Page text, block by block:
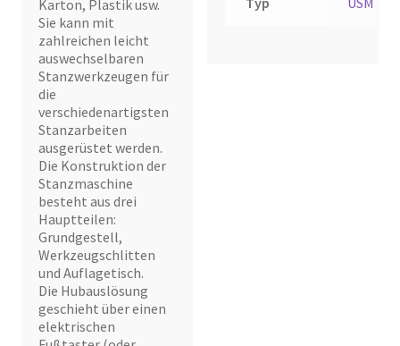
Karton, Plastik usw.
Sie kann mit
zahlreichen leicht
auswechselbaren
Stanzwerkzeugen für
die
verschiedenartigsten
Stanzarbeiten
ausgerüstet werden.
Die Konstruktion der
Stanzmaschine
besteht aus drei
Hauptteilen:
Grundgestell,
Werkzeugschlitten
und Auflagetisch.
Die Hubauslösung
geschieht über einen
elektrischen